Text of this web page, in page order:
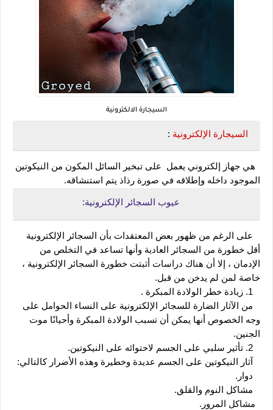
السيجارة الالكترونية
السيجارة الإلكترونية :
الموجود داخله وإطلاقه في صورة رذاذ يتم استنشاقه.
عيوب السجائر الإلكترونية:
خاصة لمن لم يدخن من قبل.
الجنين.
آثار النيكوتين على الجسم عديدة وخطيرة وهذه الأضرار كالتالي:
دوار.
مشاكل النوم والقلق.
مشاكل المرور.